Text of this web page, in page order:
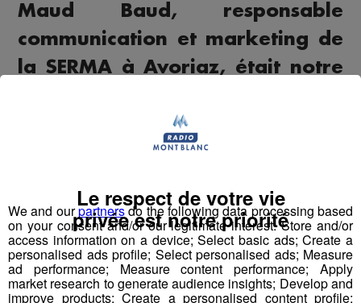
Maud Baud, responsable
communication et marketing de
la SERMA à Avoriaz, était notre
semaine spéciale Ski Code sur
Radio Mont Blanc.
Elle a présenté les nouveautés et les points forts du
domaine skiable d'Avoriaz pour cette saison d'hiver, les
activités pour tous les âges, et l’ambiance unique de
cette station emblématique. Avoriaz se distingue par son
engagement pour offrir une expérience inoubliable à ses
visiteurs, qu’ils soient débutants ou experts.
We and ourpartnersdo the following data processing based
on your consent and/or our legitimate interest: Store and/or
access information on a device; Select basic ads; Create a
personalised ads profile; Select personalised ads; Measure
ad performance; Measure content performance; Apply
market research to generate audience insights; Develop and
improve products; Create a personalised content profile;
Le respect de votre vie
privée est notre priorité